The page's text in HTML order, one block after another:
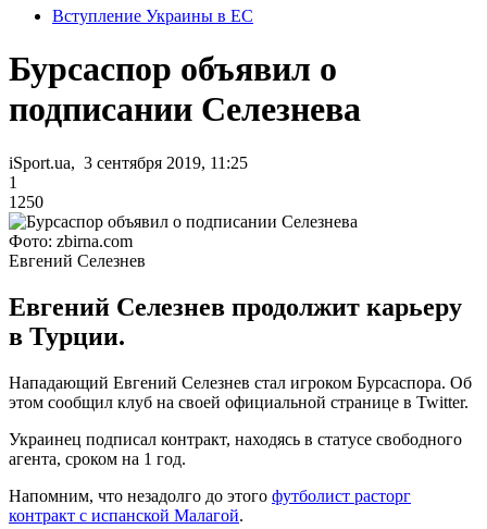
Вступление Украины в ЕС
Бурсаспор объявил о
подписании Селезнева
iSport.ua, 3 сентября 2019, 11:25
1
1250
Фото: zbirna.com
Евгений Селезнев
Евгений Селезнев продолжит карьеру
в Турции.
Нападающий Евгений Селезнев стал игроком Бурсаспора. Об
этом сообщил клуб на своей официальной странице в Twitter.
Украинец подписал контракт, находясь в статусе свободного
агента, сроком на 1 год.
Напомним, что незадолго до этого футболист расторг
контракт с испанской Малагой.